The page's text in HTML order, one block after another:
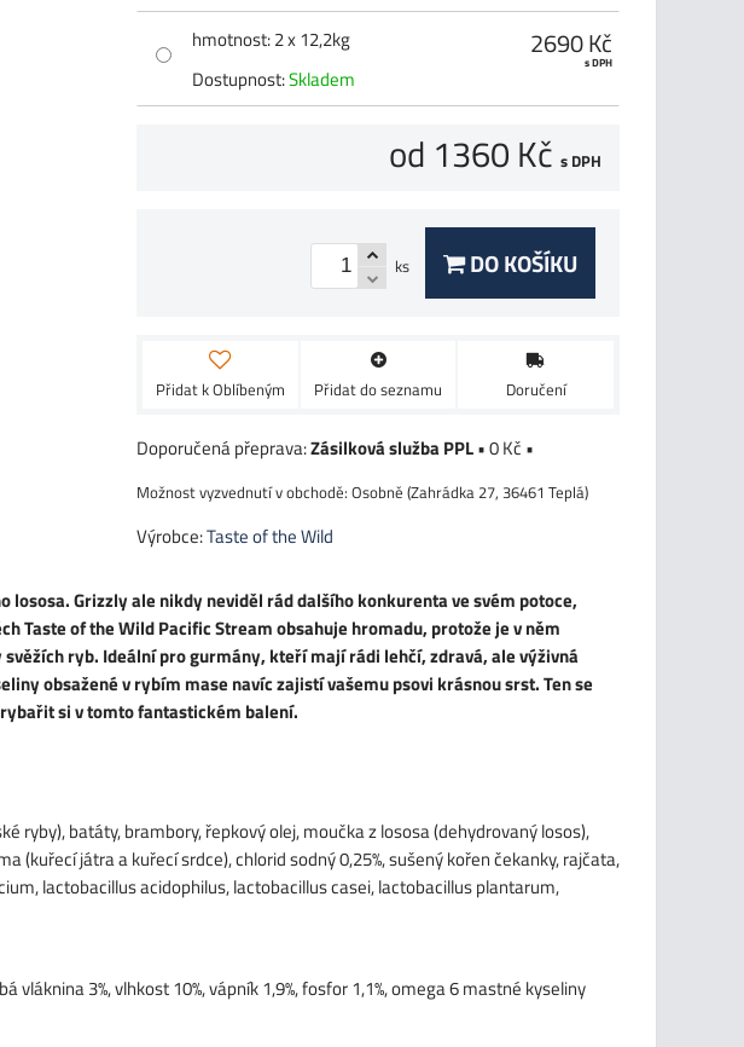
hmotnost:2 x 12,2kg
Dostupnost:Skladem
2690 Kč
s DPH
od 1360 Kč s DPH
ks DO KOŠÍKU
Přidat k Oblíbeným Přidat do seznamu Doručení
Zásilková služba PPL•0 Kč •
Osobně (Zahrádka 27, 36461 Teplá)
Výrobce:Taste of the Wild
Grizzly ale nikdy neviděl rád dalšího konkurenta ve svém potoce,
Taste of the Wild Pacific Stream obsahuje hromadu, protože je v něm
ryb. Ideální pro gurmány, kteří mají rádi lehčí, zdravá, ale výživná
obsažené v rybím mase navíc zajistí vašemu psovi krásnou srst. Ten se
si v tomto fantastickém balení.
ryby), batáty, brambory, řepkový olej, moučka z lososa (dehydrovaný losos),
(kuřecí játra a kuřecí srdce), chlorid sodný 0,25%, sušený kořen čekanky, rajčata,
lactobacillus acidophilus, lactobacillus casei, lactobacillus plantarum,
vláknina 3%, vlhkost 10%, vápník 1,9%, fosfor 1,1%, omega 6 mastné kyseliny